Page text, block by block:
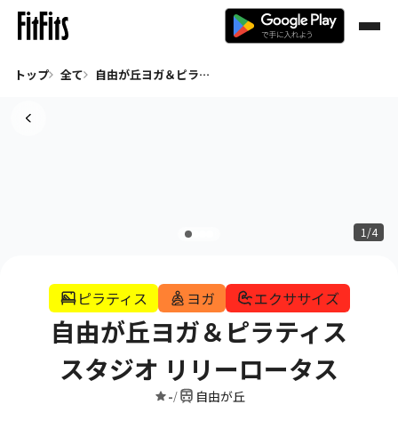
トップ 全て 自由が丘ヨガ＆ピラティススタジオ リリーロータス
1/4
ピラティス ヨガ エクササイズ
自由が丘ヨガ＆ピラティス
スタジオ リリーロータス
-/ 自由が丘